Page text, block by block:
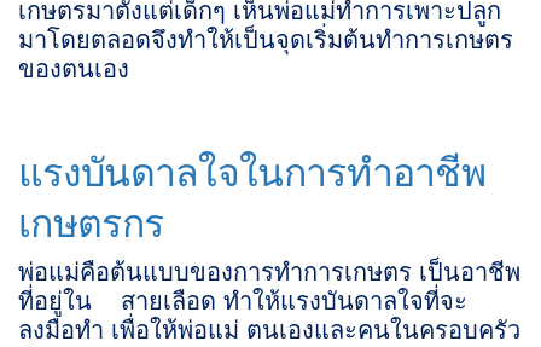
เกษตรมาตั้งแต่เด็กๆ เห็นพ่อแม่ทำการเพาะปลูก
มาโดยตลอดจึงทำให้เป็นจุดเริ่มต้นทำการเกษตร
ของตนเอง
แรงบันดาลใจในการทำอาชีพ
เกษตรกร
พ่อแม่คือต้นแบบของการทำการเกษตร เป็นอาชีพ
ที่อยู่ใน สายเลือด ทำให้แรงบันดาลใจที่จะ
ลงมือทำ เพื่อให้พ่อแม่ ตนเองและคนในครอบครัว